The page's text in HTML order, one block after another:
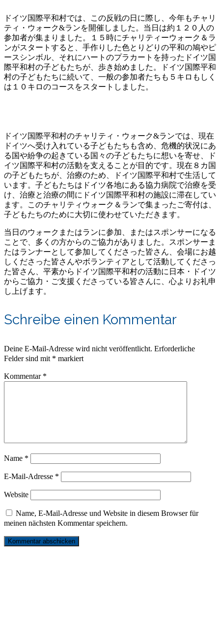
ドイツ国際平和村では、この反戦の日に際し、今年もチャリ
ティ・ウォーク&ランを開催しました。当日は約１２０人の
参加者が集まりました。１５時にチャリティーウォーク＆ラ
ンがスタートすると、手作りした色とりどりの平和の鳩やピ
ースシンボル、それにハートのプラカートを持ったドイツ国
際平和村の子どもたちが、歩き始めました。ドイツ国際平和
村の子どもたちに続いて、一般の参加者たちも５キロもしく
は１０キロのコースをスタートしました。
ドイツ国際平和村のチャリティ・ウォーク&ランでは、現在
ドイツへ受け入れている子どもたちも含め、危機的状況にあ
る国や紛争の起きている国々の子どもたちに想いを寄せ、ド
イツ国際平和村の活動を支えることが目的です。現在８カ国
の子どもたちが、治療のため、ドイツ国際平和村で生活して
います。子どもたちはドイツ各地にある協力病院で治療を受
け、治療と治療の間にドイツ国際平和村の施設に滞在してい
ます。このチャリティウォーク＆ランで集まったご寄付は、
子どもたちのために大切に使わせていただきます。
当日のウォークまたはランに参加、またはスポンサーになる
ことで、多くの方からのご協力がありました。スポンサーま
たはランナーとして参加してくださった皆さん、会場にお越
しくださった皆さんやボランティアとして活動してくださっ
た皆さん、平素からドイツ国際平和村の活動に日本・ドイツ
からご協力・ご支援くださっている皆さんに、心よりお礼申
し上げます。
Schreibe einen Kommentar
Deine E-Mail-Adresse wird nicht veröffentlicht. Erforderliche
Felder sind mit * markiert
Kommentar *
Name *
E-Mail-Adresse *
Website
Name, E-Mail-Adresse und Website in diesem Browser für
meinen nächsten Kommentar speichern.